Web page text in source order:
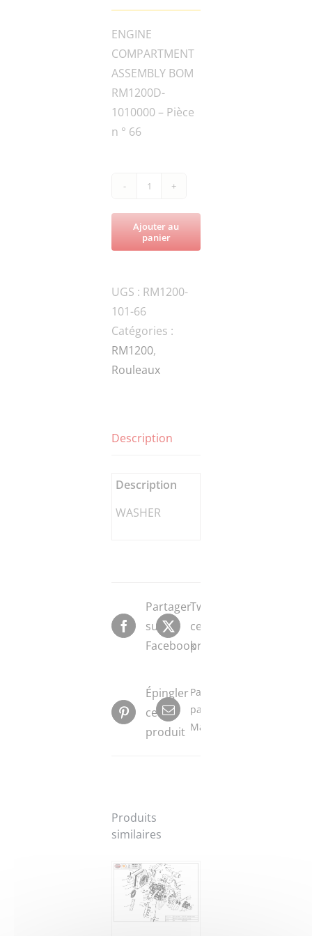
ENGINE
COMPARTMENT
ASSEMBLY BOM
RM1200D-
1010000 – Pièce
n ° 66
de
RM1200D-
WOD.W8-
1
Ajouter au
panier
UGS : RM1200-
101-66
Catégories :
RM1200,
Rouleaux
Description
Description
WASHER
Partager
sur
Facebook
Tweeter
ce
produit
Épingler
ce
produit
Partager
par
Mail
Produits
similaires